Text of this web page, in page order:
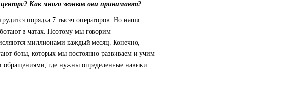
Как много звонков они принимают?
порядка 7 тысяч операторов. Но наши
в чатах. Поэтому мы говорим
миллионами каждый месяц. Конечно,
боты, которых мы постоянно развиваем и учим
где нужны определенные навыки